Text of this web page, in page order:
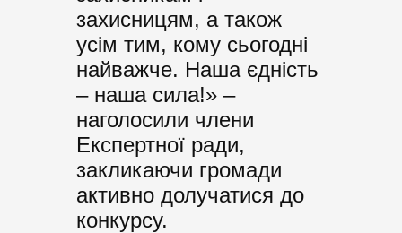
захисницям, а також
усім тим, кому сьогодні
найважче. Наша єдність
– наша сила!» –
наголосили члени
Експертної ради,
закликаючи громади
активно долучатися до
конкурсу.